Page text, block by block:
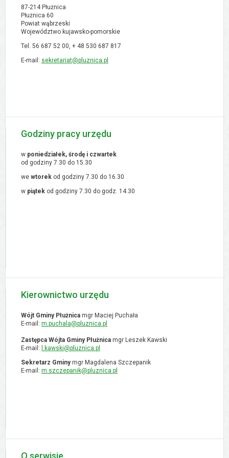
87-214 Płużnica
Płużnica 60
Powiat wąbrzeski
Województwo kujawsko-pomorskie
Tel. 56 687 52 00, + 48 530 687 817
E-mail: sekretariat@pluznica.pl
Godziny pracy urzędu
w poniedziałek, środę i czwartek
od godziny 7.30 do 15.30
we wtorek od godziny 7.30 do 16.30
w piątek od godziny 7.30 do godz. 14.30
Kierownictwo urzędu
Wójt Gminy Płużnica mgr Maciej Puchała
E-mail: m.puchala@pluznica.pl
Zastępca Wójta Gminy Płużnica mgr Leszek Kawski
E-mail: l.kawski@pluznica.pl
Sekretarz Gminymgr Magdalena Szczepanik
E-mail: m.szczepanik@pluznica.pl
O serwisie